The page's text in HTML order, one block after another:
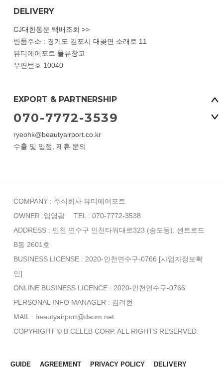
DELIVERY
CJ대한통운 택배조회 >>
반품주소 : 경기도 김포시 대곶면 소래로 11
뷰티에어포트 물류창고
우편번호 10040
EXPORT & PARTNERSHIP
070-7772-3539
ryeohk@beautyairport.co.kr
수출 및 입점, 제휴 문의
COMPANY : 주식회사 뷰티에어포트
OWNER :임영광
TEL : 070-7772-3538
ADDRESS : 인천 연수구 인천타워대로323 (송도동), 센트로드
B동 2601호
BUSINESS LICENSE : 2020-인천연수구-0766 [사업자정보확
인]
ONLINE BUSINESS LICENCE : 2020-인천연수구-0766
PERSONAL INFO MANAGER : 김려현
MAIL : beautyairport@daum.net
COPYRIGHT © B.CELEB CORP. ALL RIGHTS RESERVED.
GUIDE AGREEMENT PRIVACY POLICY DELIVERY